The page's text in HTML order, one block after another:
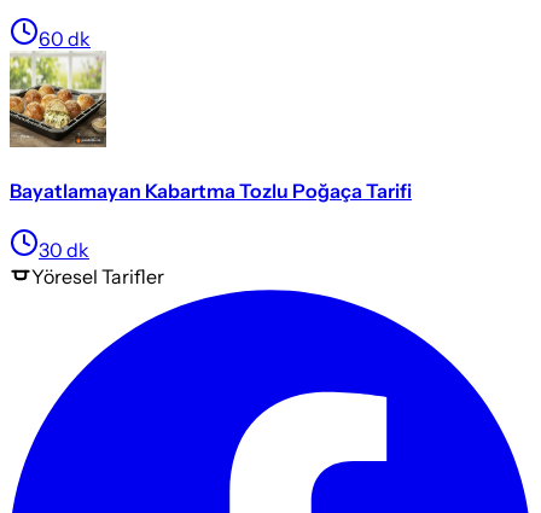
60 dk
Bayatlamayan Kabartma Tozlu Poğaça Tarifi
30 dk
Yöresel Tarifler